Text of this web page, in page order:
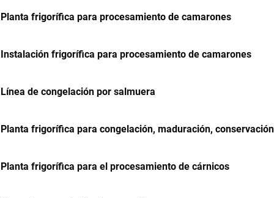
Planta frigorífica para procesamiento de camarones
Instalación frigorífica para procesamiento de camarones
Línea de congelación por salmuera
Planta frigorífica para congelación, maduración,
Planta frigorífica para el procesamiento de cárnicos